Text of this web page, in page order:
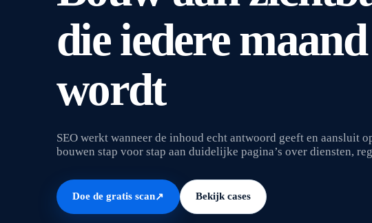
die iedere
wordt
SEO werkt wanneer de inhoud echt antwoord geeft en aansluit
bouwen stap voor stap aan duidelijke pagina’s over diensten,
Doe de gratis scan↗ Bekijk cases